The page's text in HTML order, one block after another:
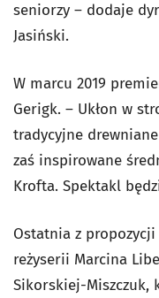
seniorzy – dodaje
Jasiński.
W marcu 2019
Gerigk. – Ukłon w
tradycyjne
zaś inspirowane
Krofta. Spektakl
Ostatnia z
reżyserii Marcina
Sikorskiej-Miszczuk,